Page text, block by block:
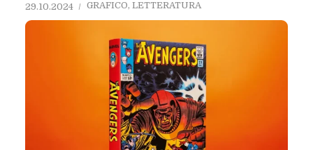
29.10.2024 GRAFICO, LETTERATURA